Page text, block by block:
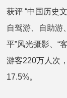
获评 “中国历史
自驾游、自助游
平”风光摄影、“
游客220万人次
17.5%。